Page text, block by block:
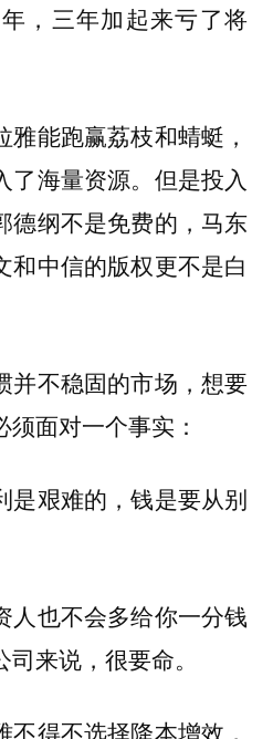
，三年加起来亏了将
能跑赢荔枝和蜻蜓，
了海量资源。但是投入
德纲不是免费的，马东
和中信的版权更不是白
并不稳固的市场，想要
面对一个事实：
是艰难的，钱是要从别
人也不会多给你一分钱
来说，很要命。
得不选择降本增效，